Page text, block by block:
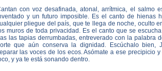
con voz desafinada, atonal, arrítmica, el salmo
y un futuro imposible. Es el canto de hienas
pliegue del país, que te llega de noche, oculto
muros de toda privacidad. Es el canto que se
las tapias derrumbadas, entreverado con la palabra
que aún conserva la dignidad. Escúchalo bien,
las voces de los ecos. Asómate a ese precipicio y
y ya te está sonando dentro.